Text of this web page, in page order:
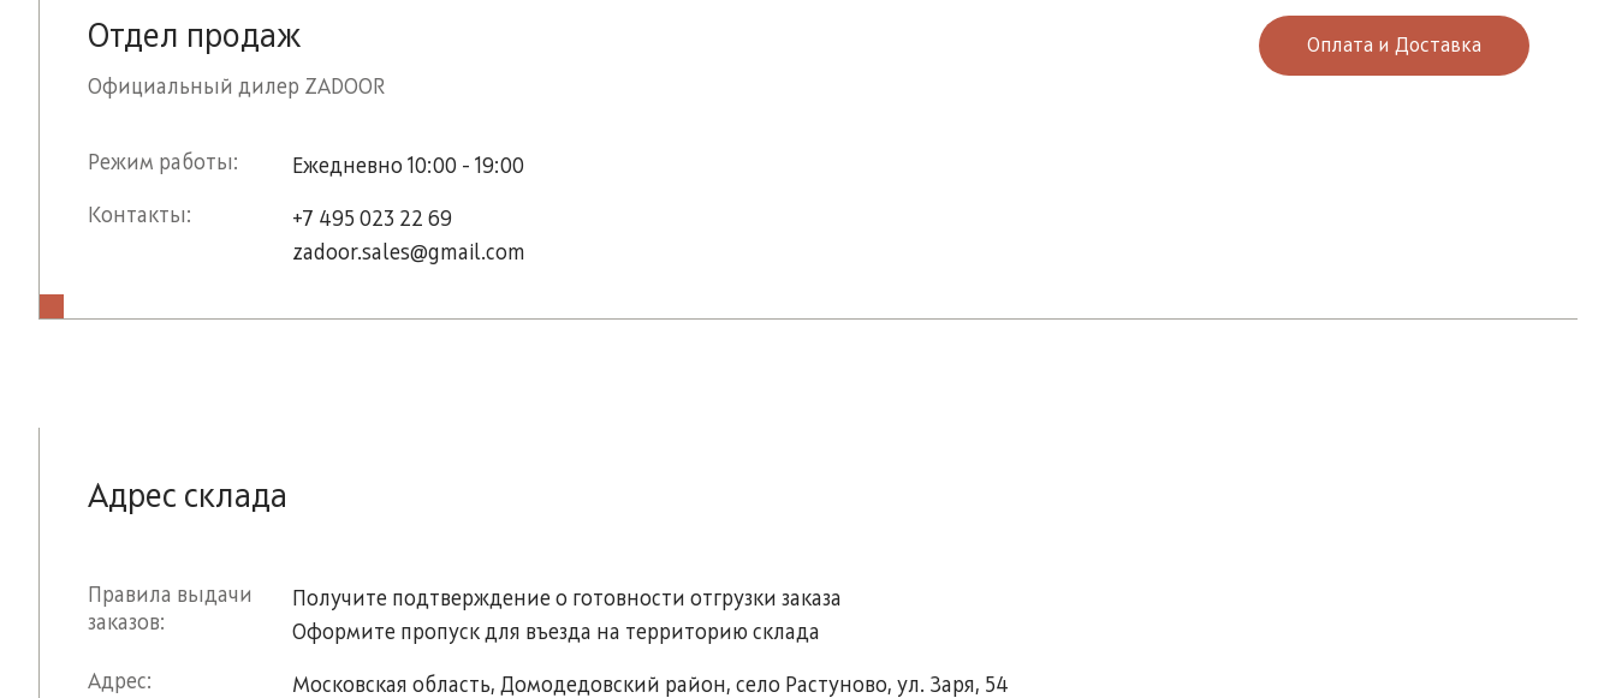
Отдел продаж
Официальный дилер ZADOOR
Оплата и Доставка
Режим работы: Ежедневно 10:00 - 19:00
Контакты:
+7 495 023 22 69
zadoor.sales@gmail.com
Адрес склада
Правила выдачи
заказов:
Получите подтверждение о готовности отгрузки заказа
Оформите пропуск для въезда на территорию склада
Адрес: Московская область, Домодедовский район, село Растуново, ул. Заря, 54